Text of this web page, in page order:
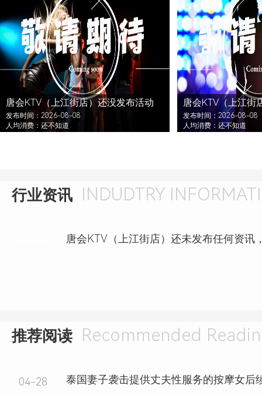
唐会KTV（上江街店）还没发布活动
发布时间：2026-08-08
人均消费：还不知道
唐会KTV（上江街
发布时间：2026-08-08
人均消费：还不知道
行业资讯 INDUDTRY
唐会KTV（上江街店）还未发布任何资讯
推荐阅读 Recommended
04-28